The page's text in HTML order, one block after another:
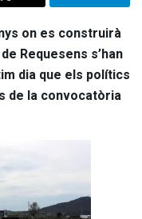
on es construirà
Requesens s’han
dia que els polítics
de la convocatòria